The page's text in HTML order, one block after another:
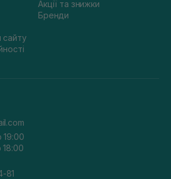
сайту
Акції та знижки
Бренди
19:00
18:00
81